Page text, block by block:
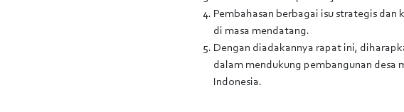
Pembahasan berbagai isu strategis
di masa mendatang.
Dengan diadakannya rapat ini,
dalam mendukung pembangunan desa
Indonesia.